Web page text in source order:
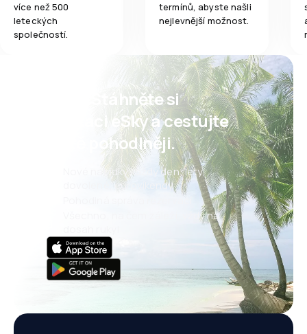
více než 500
leteckých
společností.
termínů, abyste našli
nejlevnější možnost.
Psst! Stáhněte si
aplikaci eSky a cestujte
ještě pohodlněji.
Nové nabídky každý den: lety,
dovolené, eurovíkendy
Všechno, na čem záleží, vždy na